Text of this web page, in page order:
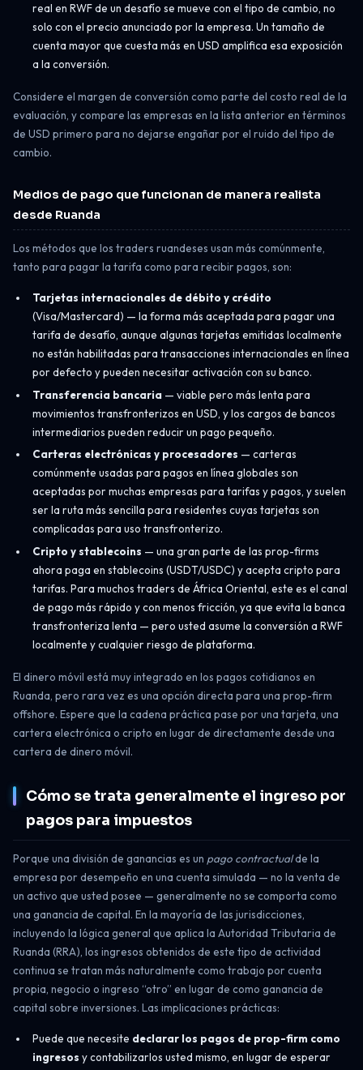
real en RWF de un desafío se mueve con el tipo de cambio, no
solo con el precio anunciado por la empresa. Un tamaño de
cuenta mayor que cuesta más en USD amplifica esa exposición
a la conversión.
Considere el margen de conversión como parte del costo real de la
evaluación, y compare las empresas en la lista anterior en términos
de USD primero para no dejarse engañar por el ruido del tipo de
cambio.
Medios de pago que funcionan de manera realista
desde Ruanda
Los métodos que los traders ruandeses usan más comúnmente,
tanto para pagar la tarifa como para recibir pagos, son:
Tarjetas internacionales de débito y crédito
(Visa/Mastercard) — la forma más aceptada para pagar una
tarifa de desafío, aunque algunas tarjetas emitidas localmente
no están habilitadas para transacciones internacionales en línea
por defecto y pueden necesitar activación con su banco.
Transferencia bancaria— viable pero más lenta para
movimientos transfronterizos en USD, y los cargos de bancos
intermediarios pueden reducir un pago pequeño.
Carteras electrónicas y procesadores — carteras
comúnmente usadas para pagos en línea globales son
aceptadas por muchas empresas para tarifas y pagos, y suelen
ser la ruta más sencilla para residentes cuyas tarjetas son
complicadas para uso transfronterizo.
Cripto y stablecoins — una gran parte de las prop-firms
ahora paga en stablecoins (USDT/USDC) y acepta cripto para
tarifas. Para muchos traders de África Oriental, este es el canal
de pago más rápido y con menos fricción, ya que evita la banca
transfronteriza lenta — pero usted asume la conversión a RWF
localmente y cualquier riesgo de plataforma.
El dinero móvil está muy integrado en los pagos cotidianos en
Ruanda, pero rara vez es una opción directa para una prop-firm
offshore. Espere que la cadena práctica pase por una tarjeta, una
cartera electrónica o cripto en lugar de directamente desde una
cartera de dinero móvil.
Cómo se trata generalmente el ingreso por
pagos para impuestos
Porque una división de ganancias es un pago contractualde la
empresa por desempeño en una cuenta simulada — no la venta de
un activo que usted posee — generalmente no se comporta como
una ganancia de capital. En la mayoría de las jurisdicciones,
incluyendo la lógica general que aplica la Autoridad Tributaria de
Ruanda (RRA), los ingresos obtenidos de este tipo de actividad
continua se tratan más naturalmente como trabajo por cuenta
propia, negocio o ingreso “otro” en lugar de como ganancia de
capital sobre inversiones. Las implicaciones prácticas:
Puede que necesite declarar los pagos de prop-firm como
ingresos y contabilizarlos usted mismo, en lugar de esperar